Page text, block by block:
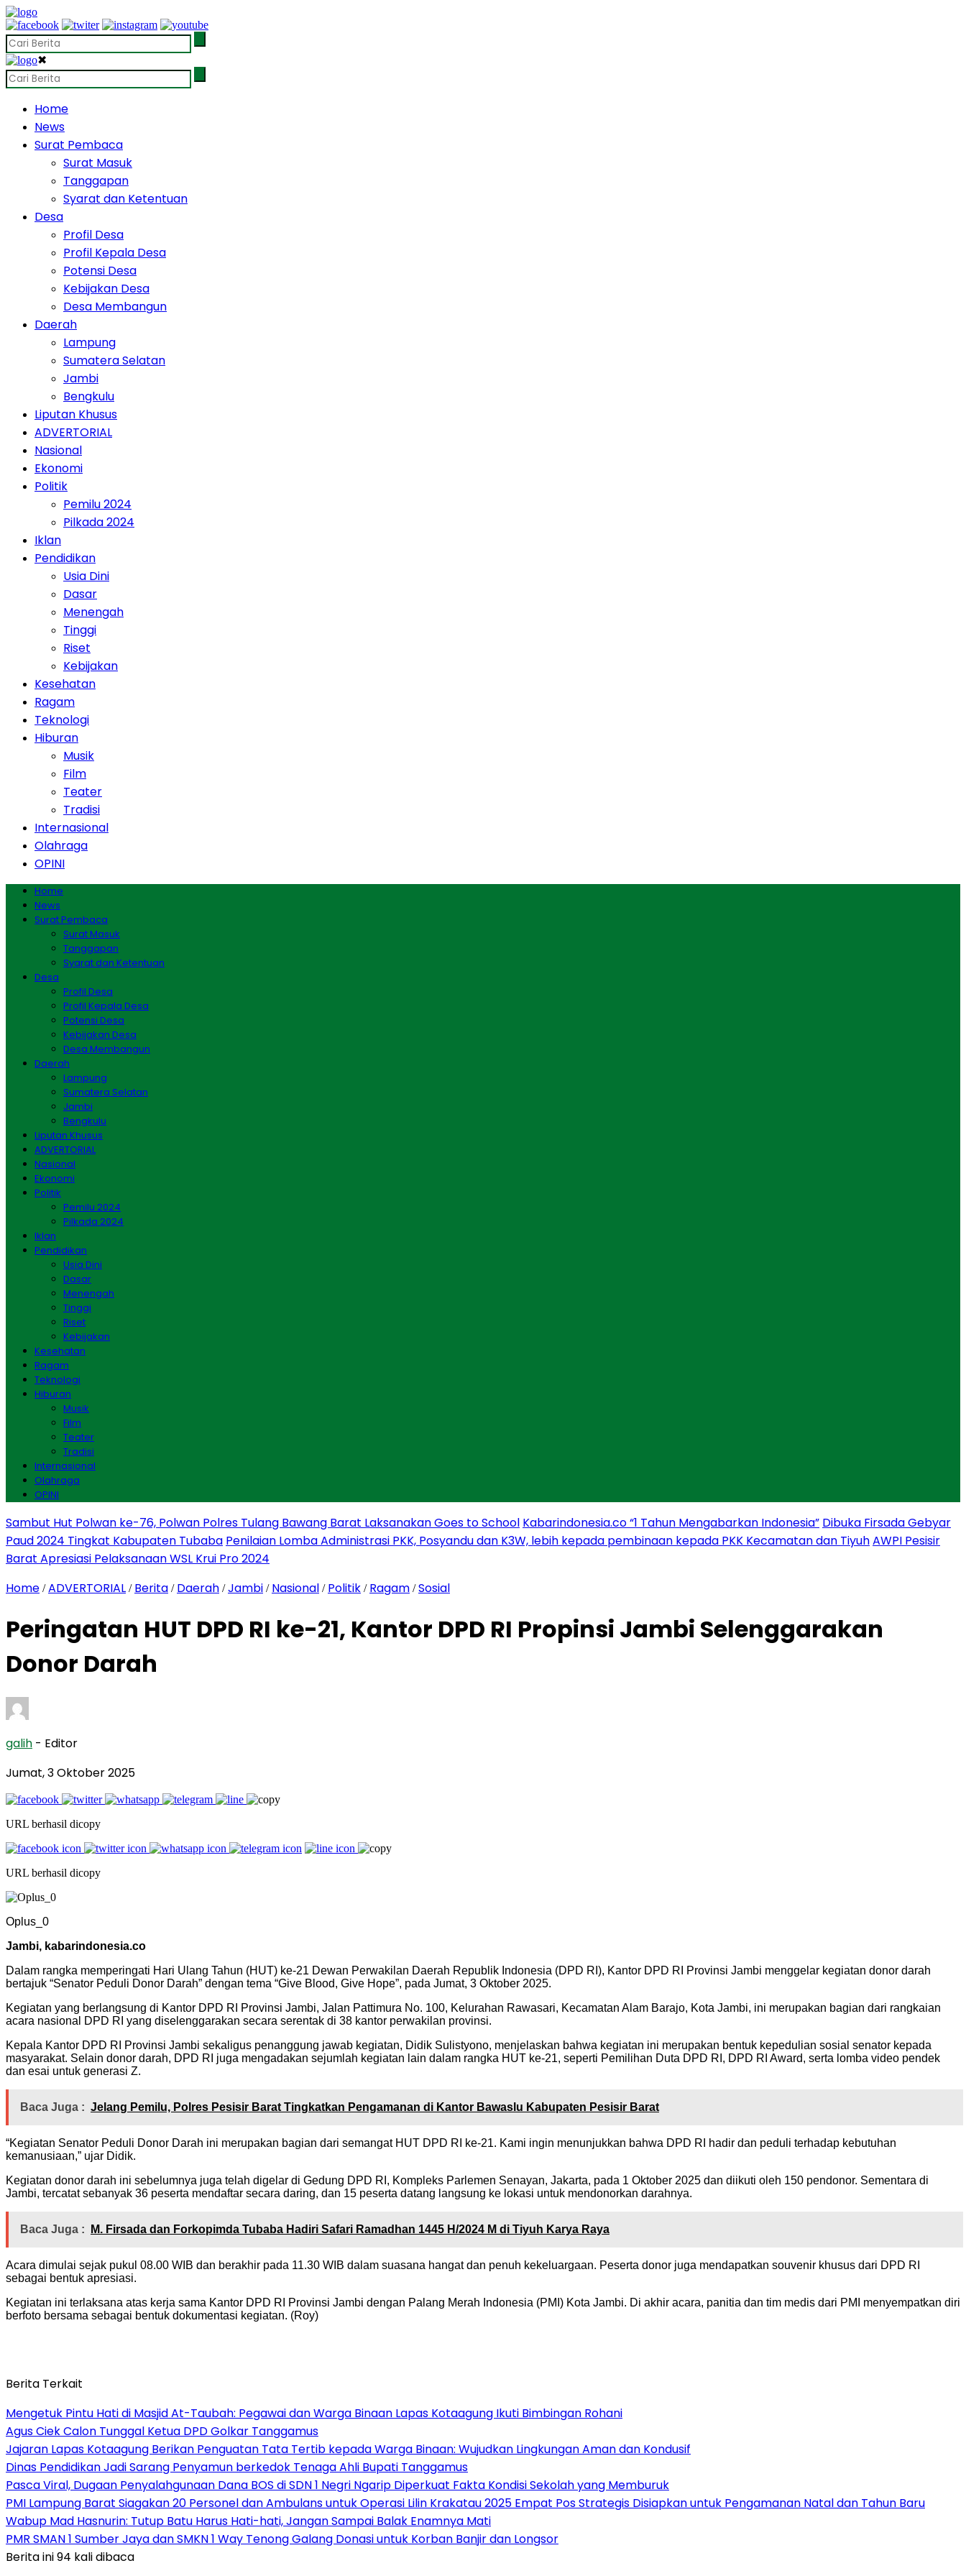
✖
Home
News
Surat Pembaca
Surat Masuk
Tanggapan
Syarat dan Ketentuan
Desa
Profil Desa
Profil Kepala Desa
Potensi Desa
Kebijakan Desa
Desa Membangun
Daerah
Lampung
Sumatera Selatan
Jambi
Bengkulu
Liputan Khusus
ADVERTORIAL
Nasional
Ekonomi
Politik
Pemilu 2024
Pilkada 2024
Iklan
Pendidikan
Usia Dini
Dasar
Menengah
Tinggi
Riset
Kebijakan
Kesehatan
Ragam
Teknologi
Hiburan
Musik
Film
Teater
Tradisi
Internasional
Olahraga
OPINI
Home
News
Surat Pembaca
Surat Masuk
Tanggapan
Syarat dan Ketentuan
Desa
Profil Desa
Profil Kepala Desa
Potensi Desa
Kebijakan Desa
Desa Membangun
Daerah
Lampung
Sumatera Selatan
Jambi
Bengkulu
Liputan Khusus
ADVERTORIAL
Nasional
Ekonomi
Politik
Pemilu 2024
Pilkada 2024
Iklan
Pendidikan
Usia Dini
Dasar
Menengah
Tinggi
Riset
Kebijakan
Kesehatan
Ragam
Teknologi
Hiburan
Musik
Film
Teater
Tradisi
Internasional
Olahraga
OPINI
Sambut Hut Polwan ke-76, Polwan Polres Tulang Bawang Barat Laksanakan Goes to School Kabarindonesia.co “1 Tahun Mengabarkan Indonesia” Dibuka Firsada Gebyar
Paud 2024 Tingkat Kabupaten Tubaba Penilaian Lomba Administrasi PKK, Posyandu dan K3W, lebih kepada pembinaan kepada PKK Kecamatan dan TiyuhAWPI Pesisir
Barat Apresiasi Pelaksanaan WSL Krui Pro 2024
Home /ADVERTORIAL / Berita / Daerah /Jambi / Nasional / Politik / Ragam /Sosial
Peringatan HUT DPD RI ke-21, Kantor DPD RI Propinsi Jambi Selenggarakan
Donor Darah
galih - Editor
Jumat, 3 Oktober 2025
URL berhasil dicopy
URL berhasil dicopy
Oplus_0
Jambi, kabarindonesia.co
Dalam rangka memperingati Hari Ulang Tahun (HUT) ke-21 Dewan Perwakilan Daerah Republik Indonesia (DPD RI), Kantor DPD RI Provinsi Jambi menggelar kegiatan donor darah
bertajuk “Senator Peduli Donor Darah” dengan tema “Give Blood, Give Hope”, pada Jumat, 3 Oktober 2025.
Kegiatan yang berlangsung di Kantor DPD RI Provinsi Jambi, Jalan Pattimura No. 100, Kelurahan Rawasari, Kecamatan Alam Barajo, Kota Jambi, ini merupakan bagian dari rangkaian
acara nasional DPD RI yang diselenggarakan secara serentak di 38 kantor perwakilan provinsi.
Kepala Kantor DPD RI Provinsi Jambi sekaligus penanggung jawab kegiatan, Didik Sulistyono, menjelaskan bahwa kegiatan ini merupakan bentuk kepedulian sosial senator kepada
masyarakat. Selain donor darah, DPD RI juga mengadakan sejumlah kegiatan lain dalam rangka HUT ke-21, seperti Pemilihan Duta DPD RI, DPD RI Award, serta lomba video pendek
dan esai untuk generasi Z.
Baca Juga : Jelang Pemilu, Polres Pesisir Barat Tingkatkan Pengamanan di Kantor Bawaslu Kabupaten Pesisir Barat
“Kegiatan Senator Peduli Donor Darah ini merupakan bagian dari semangat HUT DPD RI ke-21. Kami ingin menunjukkan bahwa DPD RI hadir dan peduli terhadap kebutuhan
kemanusiaan,” ujar Didik.
Kegiatan donor darah ini sebelumnya juga telah digelar di Gedung DPD RI, Kompleks Parlemen Senayan, Jakarta, pada 1 Oktober 2025 dan diikuti oleh 150 pendonor. Sementara di
Jambi, tercatat sebanyak 36 peserta mendaftar secara daring, dan 15 peserta datang langsung ke lokasi untuk mendonorkan darahnya.
Baca Juga : M. Firsada dan Forkopimda Tubaba Hadiri Safari Ramadhan 1445 H/2024 M di Tiyuh Karya Raya
Acara dimulai sejak pukul 08.00 WIB dan berakhir pada 11.30 WIB dalam suasana hangat dan penuh kekeluargaan. Peserta donor juga mendapatkan souvenir khusus dari DPD RI
sebagai bentuk apresiasi.
Kegiatan ini terlaksana atas kerja sama Kantor DPD RI Provinsi Jambi dengan Palang Merah Indonesia (PMI) Kota Jambi. Di akhir acara, panitia dan tim medis dari PMI menyempatkan diri
berfoto bersama sebagai bentuk dokumentasi kegiatan. (Roy)
Berita Terkait
Mengetuk Pintu Hati di Masjid At-Taubah: Pegawai dan Warga Binaan Lapas Kotaagung Ikuti Bimbingan Rohani
Agus Ciek Calon Tunggal Ketua DPD Golkar Tanggamus
Jajaran Lapas Kotaagung Berikan Penguatan Tata Tertib kepada Warga Binaan: Wujudkan Lingkungan Aman dan Kondusif
Dinas Pendidikan Jadi Sarang Penyamun berkedok Tenaga Ahli Bupati Tanggamus
Pasca Viral, Dugaan Penyalahgunaan Dana BOS di SDN 1 Negri Ngarip Diperkuat Fakta Kondisi Sekolah yang Memburuk
PMI Lampung Barat Siagakan 20 Personel dan Ambulans untuk Operasi Lilin Krakatau 2025 Empat Pos Strategis Disiapkan untuk Pengamanan Natal dan Tahun Baru
Wabup Mad Hasnurin: Tutup Batu Harus Hati-hati, Jangan Sampai Balak Enamnya Mati
PMR SMAN 1 Sumber Jaya dan SMKN 1 Way Tenong Galang Donasi untuk Korban Banjir dan Longsor
Berita ini 94 kali dibaca